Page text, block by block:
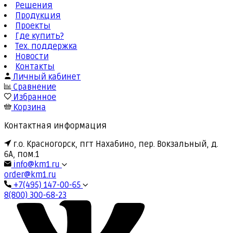
Решения
Продукция
Проекты
Где купить?
Тех. поддержка
Новости
Контакты
Личный кабинет
Сравнение
Избранное
Корзина
Контактная информация
г.о. Красногорск, пгт Нахабино, пер. Вокзальный, д.
6А, пом.1
info@km1.ru
order@km1.ru
+7(495) 147-00-65
8(800) 300-68-23